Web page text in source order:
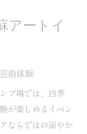
プ場ならでは
場アート特集
子供向けアー
アートイ
術体験
プ場では、四季
が楽しめるイベン
ならではの涼やか